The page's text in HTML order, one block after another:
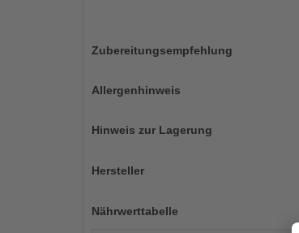
Zubereitungsempfehlung
Allergenhinweis
Hinweis zur Lagerung
Hersteller
Nährwerttabelle